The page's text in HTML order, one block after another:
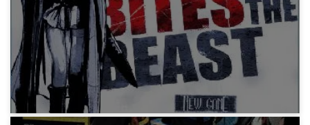
フリーゲーム「Reincarnation」